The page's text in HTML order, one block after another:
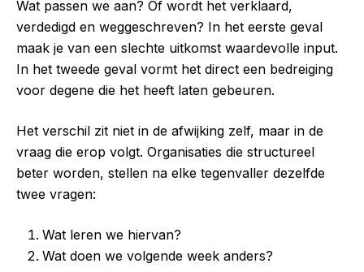
Wat passen we aan? Of wordt het verklaard,
verdedigd en weggeschreven? In het eerste geval
maak je van een slechte uitkomst waardevolle input.
In het tweede geval vormt het direct een bedreiging
voor degene die het heeft laten gebeuren.
Het verschil zit niet in de afwijking zelf, maar in de
vraag die erop volgt. Organisaties die structureel
beter worden, stellen na elke tegenvaller dezelfde
twee vragen:
Wat leren we hiervan?
Wat doen we volgende week anders?